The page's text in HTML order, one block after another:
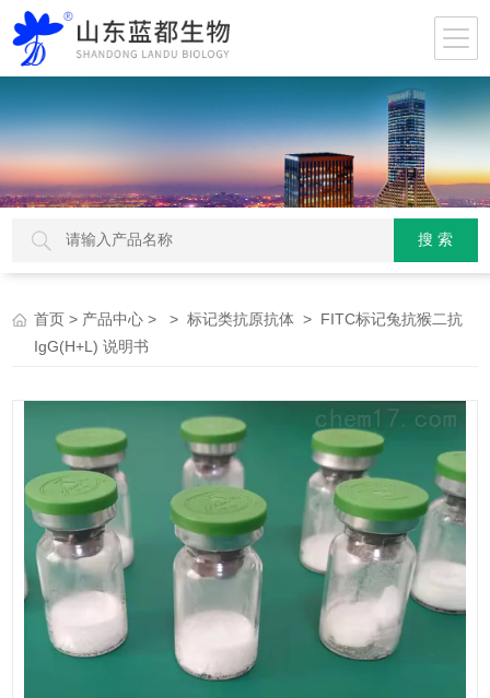
首页 > 产品中心 > >标记类抗原抗体 > FITC标记兔抗猴二抗
IgG(H+L) 说明书